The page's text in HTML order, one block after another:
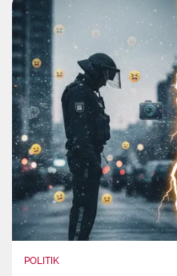
POLITIK